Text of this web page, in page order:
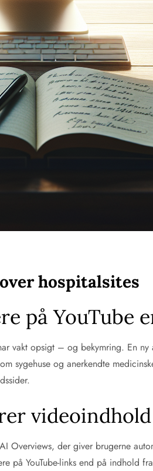
hospitalsites
på YouTube
vakt opsigt – og bekymring. En
sygehuse og anerkendte
videoindhold
der giver brugerne
på YouTube-links end på indhold